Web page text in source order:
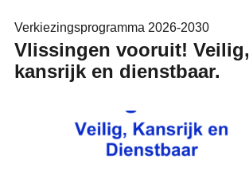
Verkiezingsprogramma 2026-2030
Vlissingen vooruit! Veilig,
kansrijk en dienstbaar.